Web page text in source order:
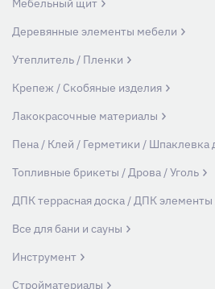
Мебельный щит
Деревянные элементы мебели
Утеплитель / Пленки
Крепеж / Скобяные изделия
Лакокрасочные материалы
Пена / Клей / Герметики / Шпаклевка
Топливные брикеты / Дрова / Уголь
ДПК террасная доска / ДПК элементы
Все для бани и сауны
Инструмент
Стройматериалы